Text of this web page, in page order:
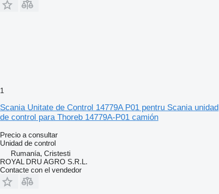
1
Scania Unitate de Control 14779A P01 pentru Scania unidad
de control para Thoreb 14779A-P01 camión
Precio a consultar
Unidad de control
Rumanía, Cristesti
ROYAL DRU AGRO S.R.L.
Contacte con el vendedor